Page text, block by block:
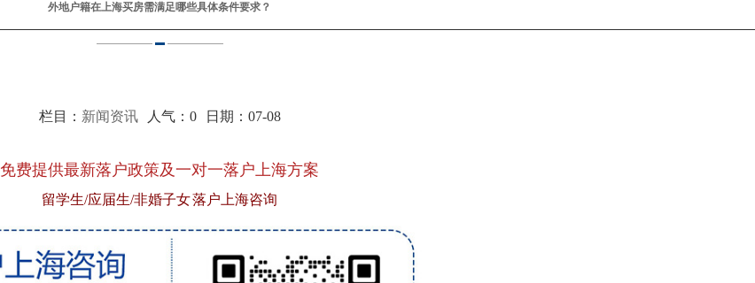
外地户籍在上海买房需满足哪些具体条件要求？
栏目： 新闻资讯人气： 0日期：07-08
免费提供最新落户政策及一对一落户上海方案
留学生/应届生/非婚子女 落户上海咨询